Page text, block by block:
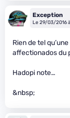
Exception
Le 29/03/2016
Rien de tel
affectionados du
Hadopi note…
&nbsp;